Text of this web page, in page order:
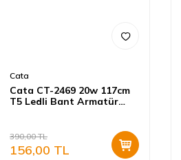
Cata
Cata CT-2469 20w 117cm
T5 Ledli Bant Armatür
390,00TL
156,00 TL